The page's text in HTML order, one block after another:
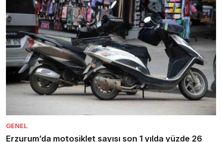
GENEL
Erzurum’da motosiklet sayısı son 1 yılda yüzde 26